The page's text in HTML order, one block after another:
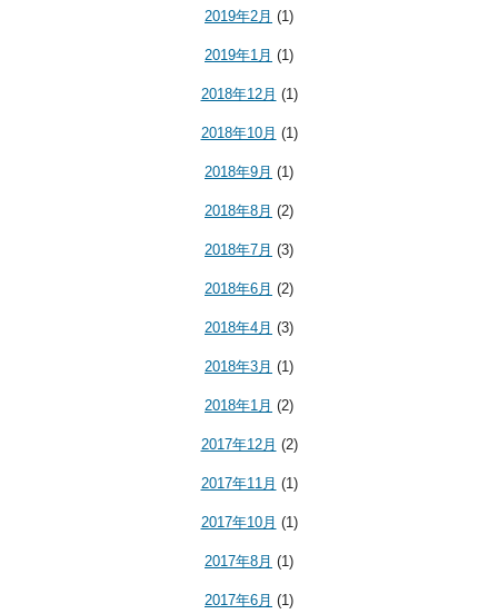
2019年2月 (1)
2019年1月 (1)
2018年12月 (1)
2018年10月 (1)
2018年9月 (1)
2018年8月 (2)
2018年7月 (3)
2018年6月 (2)
2018年4月 (3)
2018年3月 (1)
2018年1月 (2)
2017年12月 (2)
2017年11月 (1)
2017年10月 (1)
2017年8月 (1)
2017年6月 (1)